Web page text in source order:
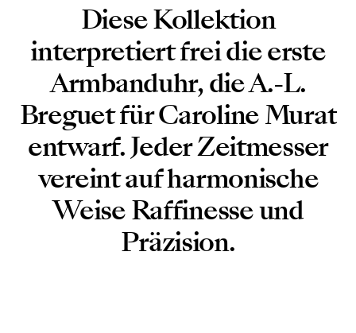
Diese Kollektion
interpretiert frei die erste
Armbanduhr, die A.-L.
Breguet für Caroline Murat
entwarf. Jeder Zeitmesser
vereint auf harmonische
Weise Raffinesse und
Präzision.